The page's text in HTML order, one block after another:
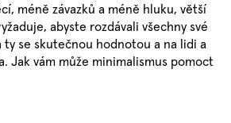
méně závazků a méně hluku, větší
abyste rozdávali všechny své
se skutečnou hodnotou a na lidi a
Jak vám může minimalismus pomoct